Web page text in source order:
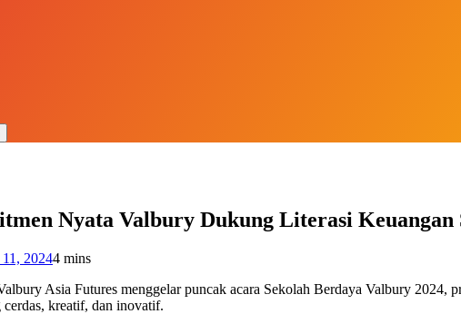
Nyata Valbury Dukung Literasi Keuangan
20244 mins
Asia Futures menggelar puncak acara Sekolah Berdaya Valbury 2024,
kreatif, dan inovatif.